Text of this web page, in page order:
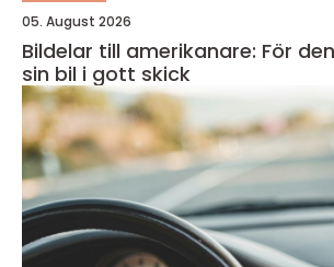
05. August 2026
Bildelar till amerikanare: För
sin bil i gott skick